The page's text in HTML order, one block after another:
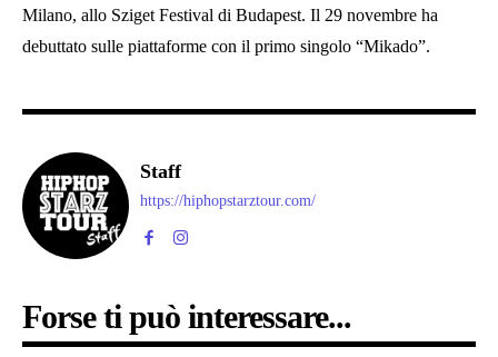
Milano, allo Sziget Festival di Budapest. Il 29 novembre ha
debuttato sulle piattaforme con il primo singolo “Mikado”.
Staff
https://hiphopstarztour.com/
Forse ti può interessare...